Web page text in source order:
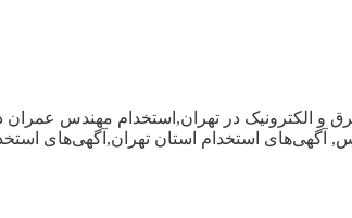
و الکترونیک در تهران,استخدام مهندس
آگهی‌های استخدام استان تهران,آگهی‌های